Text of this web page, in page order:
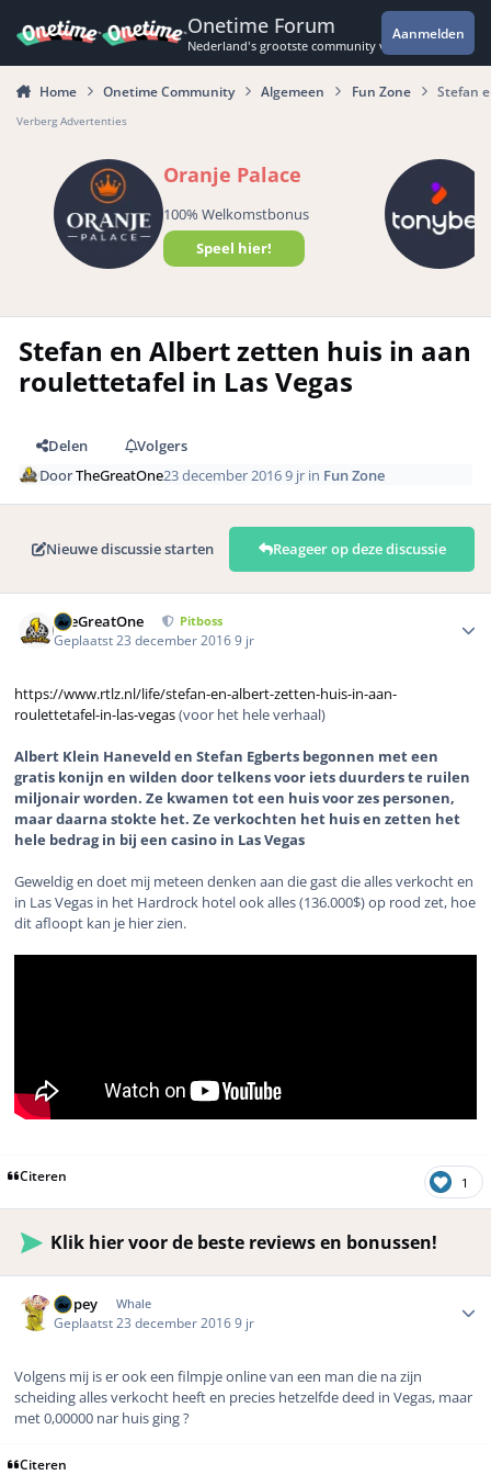
Onetime Forum
Nederland's grootste community voor de
Aanmelden
Home Onetime Community Algemeen Fun Zone Stefan
Verberg Advertenties
Oranje Palace
100% Welkomstbonus
Speel hier!
Stefan en Albert zetten huis in aan
roulettetafel in Las Vegas
Delen
Volgers
DoorTheGreatOne23 december 20169 jr in Fun Zone
Nieuwe discussie starten Reageer op deze discussie
TheGreatOne Pitboss
Geplaatst 23 december 20169 jr
https://www.rtlz.nl/life/stefan-en-albert-zetten-huis-in-aan-
roulettetafel-in-las-vegas(voor het hele verhaal)
Albert Klein Haneveld en Stefan Egberts begonnen met een
gratis konijn en wilden door telkens voor iets duurders te ruilen
miljonair worden. Ze kwamen tot een huis voor zes personen,
maar daarna stokte het. Ze verkochten het huis en zetten het
hele bedrag in bij een casino in Las Vegas
Geweldig en doet mij meteen denken aan die gast die alles verkocht en
in Las Vegas in het Hardrock hotel ook alles (136.000$) op rood zet, hoe
dit afloopt kan je hier zien.
Citeren 1
Klik hier voor de beste reviews en bonussen!
Dopey Whale
Geplaatst 23 december 20169 jr
Volgens mij is er ook een filmpje online van een man die na zijn
scheiding alles verkocht heeft en precies hetzelfde deed in Vegas, maar
met 0,00000 nar huis ging ?
Citeren